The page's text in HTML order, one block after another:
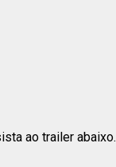
ao trailer abaixo.